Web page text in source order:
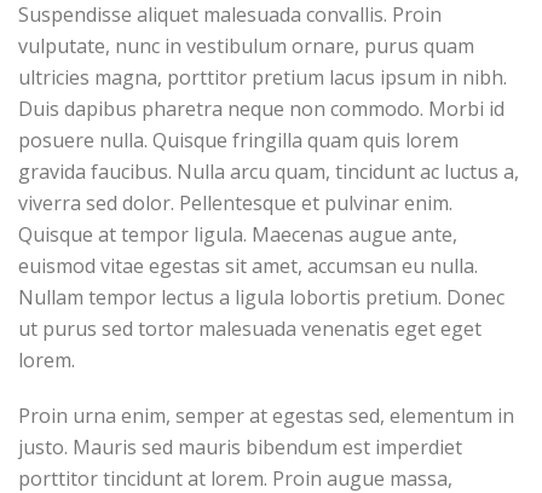
Suspendisse aliquet malesuada convallis. Proin
vulputate, nunc in vestibulum ornare, purus quam
ultricies magna, porttitor pretium lacus ipsum in nibh.
Duis dapibus pharetra neque non commodo. Morbi id
posuere nulla. Quisque fringilla quam quis lorem
gravida faucibus. Nulla arcu quam, tincidunt ac luctus a,
viverra sed dolor. Pellentesque et pulvinar enim.
Quisque at tempor ligula. Maecenas augue ante,
euismod vitae egestas sit amet, accumsan eu nulla.
Nullam tempor lectus a ligula lobortis pretium. Donec
ut purus sed tortor malesuada venenatis eget eget
lorem.
Proin urna enim, semper at egestas sed, elementum in
justo. Mauris sed mauris bibendum est imperdiet
porttitor tincidunt at lorem. Proin augue massa,